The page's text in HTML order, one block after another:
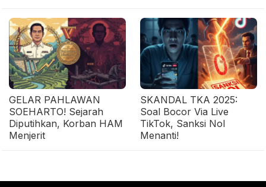
GELAR PAHLAWAN
SOEHARTO! Sejarah
Diputihkan, Korban HAM
Menjerit
SKANDAL TKA 2025:
Soal Bocor Via Live
TikTok, Sanksi Nol
Menanti!